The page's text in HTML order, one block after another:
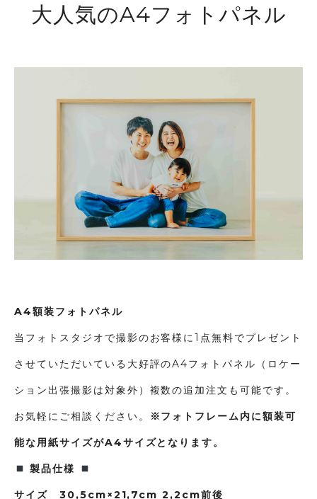
大人気のA4フォトパネル
A4額装フォトパネル
当フォトスタジオで撮影のお客様に1点無料でプレゼント
させていただいている大好評のA4フォトパネル（ロケー
ション出張撮影は対象外）複数の追加注文も可能です。
お気軽にご相談ください。 ※フォトフレーム内に額装可
能な用紙サイズがA4サイズとなります。
製品仕様
サイズ 30,5cm×21,7cm 2 ,2cm前後